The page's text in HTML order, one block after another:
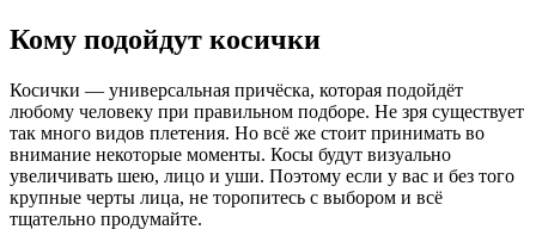
Кому подойдут косички
Косички — универсальная причёска, которая подойдёт
любому человеку при правильном подборе. Не зря существует
так много видов плетения. Но всё же стоит принимать во
внимание некоторые моменты. Косы будут визуально
увеличивать шею, лицо и уши. Поэтому если у вас и без того
крупные черты лица, не торопитесь с выбором и всё
тщательно продумайте.